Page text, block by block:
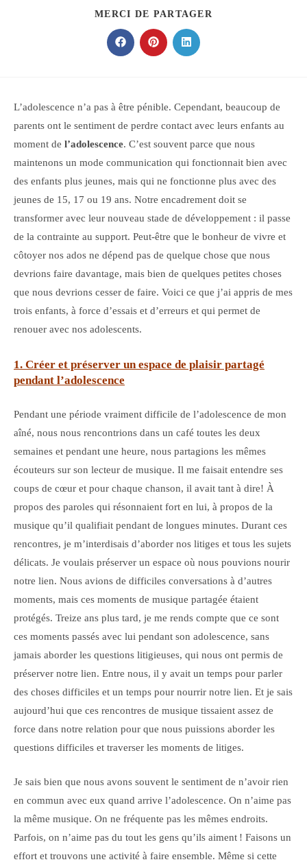
MERCI DE PARTAGER
Ouvrir
dans
Ouvrir
dans
Ouvrir
dans
L’adolescence n’a pas à être pénible. Cependant, beaucoup de
parents ont le sentiment de perdre contact avec leurs enfants au
moment de l’adolescence. C’est souvent parce que nous
maintenons un mode communication qui fonctionnait bien avec
des enfants plus jeunes, mais qui ne fonctionne plus avec des
jeunes de 15, 17 ou 19 ans. Notre encadrement doit se
transformer avec leur nouveau stade de développement : il passe
de la contrainte au support. Peut-être que le bonheur de vivre et
côtoyer nos ados ne dépend pas de quelque chose que nous
devrions faire davantage, mais bien de quelques petites choses
que nous devrions cesser de faire. Voici ce que j’ai appris de mes
trois enfants, à force d’essais et d’erreurs et qui permet de
renouer avec nos adolescents.
1. Créer et préserver un espace de plaisir partagé
pendant l’adolescence
Pendant une période vraiment difficile de l’adolescence de mon
aîné, nous nous rencontrions dans un café toutes les deux
semaines et pendant une heure, nous partagions les mêmes
écouteurs sur son lecteur de musique. Il me faisait entendre ses
coups de cœur et pour chaque chanson, il avait tant à dire! À
propos des paroles qui résonnaient fort en lui, à propos de la
musique qu’il qualifiait pendant de longues minutes. Durant ces
rencontres, je m’interdisais d’aborder nos litiges et tous les sujets
délicats. Je voulais préserver un espace où nous pouvions nourir
notre lien. Nous avions de difficiles conversations à d’autres
moments, mais ces moments de musique partagée étaient
protégés. Treize ans plus tard, je me rends compte que ce sont
ces moments passés avec lui pendant son adolescence, sans
jamais aborder les questions litigieuses, qui nous ont permis de
préserver notre lien. Entre nous, il y avait un temps pour parler
des choses difficiles et un temps pour nourrir notre lien. Et je sais
aujourd’hui que ces rencontres de musique tissaient assez de
force dans notre relation pour que nous puissions aborder les
questions difficiles et traverser les moments de litiges.
Je sais bien que nous avons souvent le sentiment de n’avoir rien
en commun avec eux quand arrive l’adolescence. On n’aime pas
la même musique. On ne fréquente pas les mêmes endroits.
Parfois, on n’aime pas du tout les gens qu’ils aiment ! Faisons un
effort et trouvons une activité à faire ensemble. Même si cette